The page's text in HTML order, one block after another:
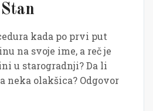
kada po prvi put
na svoje ime, a reč je
u starogradnji? Da li
neka olakšica? Odgovor